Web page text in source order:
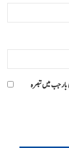
جب میں تبصرہ